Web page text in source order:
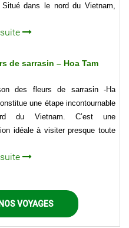
dans le nord du Vietnam,
de sarrasin – Hoa Tam
des fleurs de sarrasin -Ha
une étape incontournable
du Vietnam. C’est une
idéale à visiter presque toute
VOYAGES